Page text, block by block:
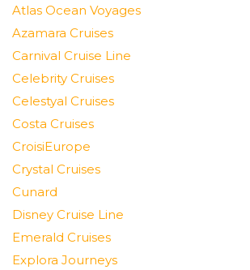
Atlas Ocean Voyages
Azamara Cruises
Carnival Cruise Line
Celebrity Cruises
Celestyal Cruises
Costa Cruises
CroisiEurope
Crystal Cruises
Cunard
Disney Cruise Line
Emerald Cruises
Explora Journeys